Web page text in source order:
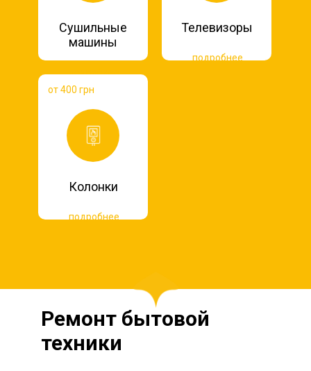
Сушильные
машины
подробнее
Телевизоры
подробнее
от 400 грн
Колонки
подробнее
Ремонт бытовой
техники